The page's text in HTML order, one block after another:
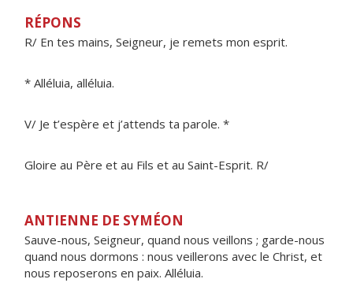
RÉPONS
R/ En tes mains, Seigneur, je remets mon esprit.
* Alléluia, alléluia.
V/ Je t’espère et j’attends ta parole. *
Gloire au Père et au Fils et au Saint-Esprit. R/
ANTIENNE DE SYMÉON
Sauve-nous, Seigneur, quand nous veillons ; garde-nous
quand nous dormons : nous veillerons avec le Christ, et
nous reposerons en paix. Alléluia.